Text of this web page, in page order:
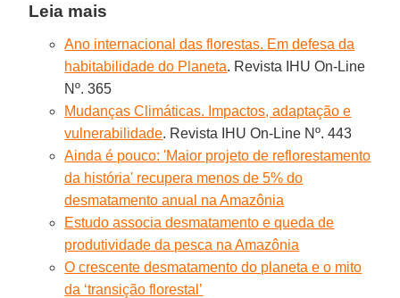
Leia mais
Ano internacional das florestas. Em defesa da
habitabilidade do Planeta. Revista IHU On-Line
Nº. 365
Mudanças Climáticas. Impactos, adaptação e
vulnerabilidade. Revista IHU On-Line Nº. 443
Ainda é pouco: 'Maior projeto de reflorestamento
da história' recupera menos de 5% do
desmatamento anual na Amazônia
Estudo associa desmatamento e queda de
produtividade da pesca na Amazônia
O crescente desmatamento do planeta e o mito
da ‘transição florestal’